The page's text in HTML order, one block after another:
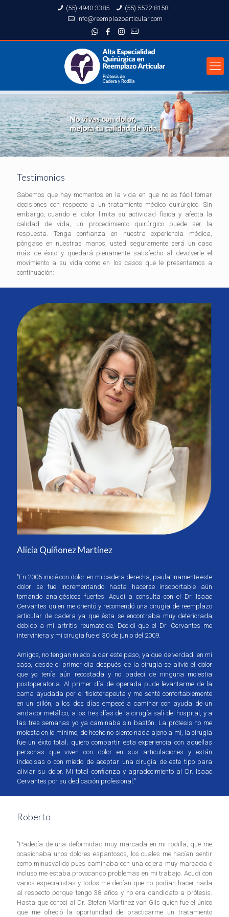
(55) 4940-3385
(55) 5572-8158
info@reemplazoarticular.com
Testimonios
Sabemos que hay momentos en la vida en que no es fácil tomar
decisiones con respecto a un tratamiento médico quirúrgico. Sin
embargo, cuando el dolor limita su actividad física y afecta la
calidad de vida, un procedimiento quirúrgico puede ser la
respuesta. Tenga confianza en nuestra experiencia médica,
póngase en nuestras manos, usted seguramente será un caso
más de éxito y quedará plenamente satisfecho al devolverle el
movimiento a su vida como en los casos que le presentamos a
continuación:
Alicia Quiñonez Martínez
"En 2005 inicié con dolor en mi cadera derecha, paulatinamente este
dolor se fue incrementando hasta hacerse insoportable aún
tomando analgésicos fuertes. Acudí a consulta con el Dr. Isaac
Cervantes quien me orientó y recomendó una cirugía de reemplazo
articular de cadera ya que ésta se encontraba muy deteriorada
debido a mi artritis reumatoide. Decidí que el Dr. Cervantes me
interviniera y mi cirugía fue el 30 de junio del 2009.
Amigos, no tengan miedo a dar este paso, ya que de verdad, en mi
caso, desde el primer día después de la cirugía se alivió el dolor
que yo tenía aún recostada y no padecí de ninguna molestia
postoperatoria. Al primer día de operada pude levantarme de la
cama ayudada por el ﬁsioterapeuta y me senté confortablemente
en un sillón, a los dos días empecé a caminar con ayuda de un
andador metálico, a los tres días de la cirugía salí del hospital, y a
las tres semanas yo ya caminaba sin bastón. La prótesis no me
molesta en lo mínimo, de hecho no siento nada ajeno a mí, la cirugía
fue un éxito total; quiero compartir esta experiencia con aquellas
personas que viven con dolor en sus articulaciones y están
indecisas o con miedo de aceptar una cirugía de este tipo para
aliviar su dolor. Mi total conﬁanza y agradecimiento al Dr. Isaac
Cervantes por su dedicación profesional."
Roberto
"Padecía de una deformidad muy marcada en mi rodilla, que me
ocasionaba unos dolores espantosos, los cuales me hacían sentir
como minusválido pues caminaba con una cojera muy marcada e
incluso me estaba provocando problemas en mi trabajo. Acudí con
varios especialistas y todos me decían que no podían hacer nada
al respecto porque tengo 38 años y no era candidato a prótesis.
Hasta que conocí al Dr. Stefan Martínez van Gils quien fue el único
que me ofreció la oportunidad de practicarme un tratamiento